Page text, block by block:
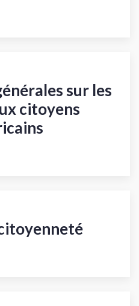
sur les
citoyens